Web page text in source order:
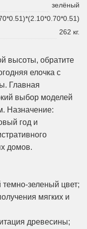
зелёный
262 кг.
высоты, обратите
елочка с
Главная
выбор моделей
Назначение:
год и
домов.
зеленый цвет;
мягких и
древесины;